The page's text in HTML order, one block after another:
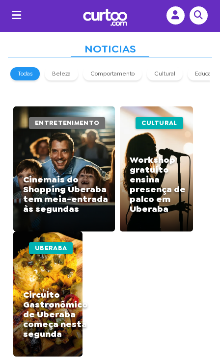
NOTICIAS
Todas Beleza Comportamento Cultural Educação
ENTRETENIMENTO
Cinemais do
Shopping Uberaba
tem meia-entrada
às segundas
CULTURAL
Workshop
gratuito
ensina
presença de
palco em
Uberaba
UBERABA
Circuito
Gastronômico
de Uberaba
começa nesta
segunda